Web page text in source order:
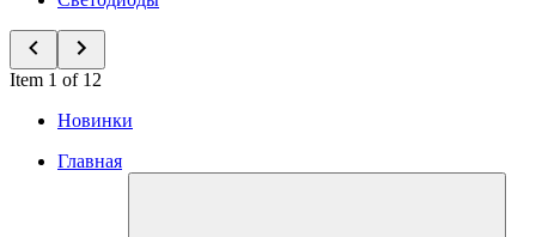
Item 1 of 12
Новинки
Главная